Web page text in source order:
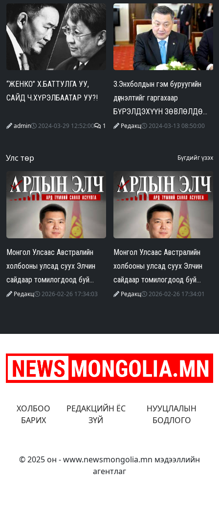
“ЖЕНКО” Х.БАТТУЛГА УУ,
САЙД Ч.ХҮРЭЛБААТАР УУ?!
admin 2024-03-29 12:52:00 1
З.Энхболдын гэм буруугийн
дүгнэлтийг гаргахаар
БҮРЭЛДЭХҮҮН ЗӨВЛӨЛДӨЖ
байнаРедакц 2024-03-13 08:50:00
Улс төр Бүгдийг үзэх
Монгол Улсаас Австралийн
холбооны улсад суух Элчин
сайдаар томилогдоод буй
Г.Тэнгэр эхнэрээ зодож, гэр
Редакц 2026-02-26 17:34:03
Монгол Улсаас Австралийн
холбооны улсад суух Элчин
сайдаар томилогдоод буй
Г.Тэнгэр эхнэрээ зодож, гэр
Редакц 2026-02-26 17:34:01
ХОЛБОО
БАРИХ
РЕДАКЦИЙН ЁС
ЗҮЙ
НУУЦЛАЛЫН
БОДЛОГО
© 2025 он - www.newsmongolia.mn мэдээллийн
агентлаг